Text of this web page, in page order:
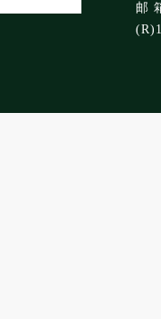
邮